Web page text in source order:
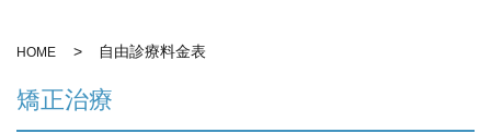
HOME 自由診療料金表
矯正治療